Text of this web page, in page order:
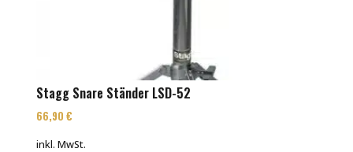
Stagg Snare Ständer LSD-52
66,90€
inkl. MwSt.